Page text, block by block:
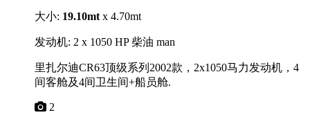
大小: 19.10mt x 4.70mt
发动机: 2 x 1050 HP 柴油 man
里扎尔迪CR63顶级系列2002款，2x1050马力发动机，4
间客舱及4间卫生间+船员舱.
2